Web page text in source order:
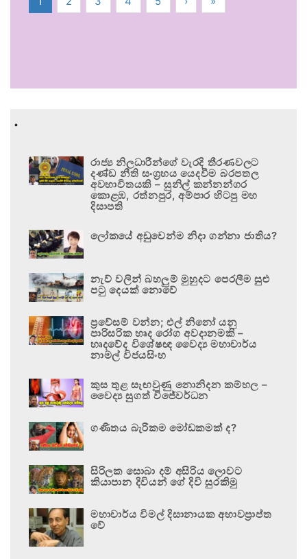
.
රාජ්‍ය නිලධාරීන්ගේ වැරදි තීරණවලට
දණ්ඩ නීති සංග්‍රහය යෙදවීම බරපතල
අවභාවිතයකි – සුනිල් කන්නන්ගර
කොළඹ, රත්නපුර, අම්පාර හිටපු මහ
දිසාපති
ලෝකයේ අඩුවෙන්ම නිදා ගන්නා ජාතිය?
නැව් වලින් බහලුම් මුහුදට පෙරලීම සුළු
පටු දෙයක් නොවේ
ප්‍රවේසම් වන්න; එල් නිනෝ යනු
පාරිසරික හෘද රෝග අවදානමකි –
හෘදවේද විශේෂඥ වෛද්‍ය මහාචාර්ය
නාමල් විජයසිංහ
කුස තුළ සැඟවුණු නොනිදන කම්හල –
වෛද්‍ය සුගත් විජේවර්ධන
ගණිතය බැරිකම මෝඩකමක් ද?
සිරිලක සොබා දම් අසිරිය ලොවට
කියාපාන දිවියන් ගේ දිවි සුරකිමු
මහාචාර්ය විමල් දිසානායක අභාවප්‍රාප්ත
වේ